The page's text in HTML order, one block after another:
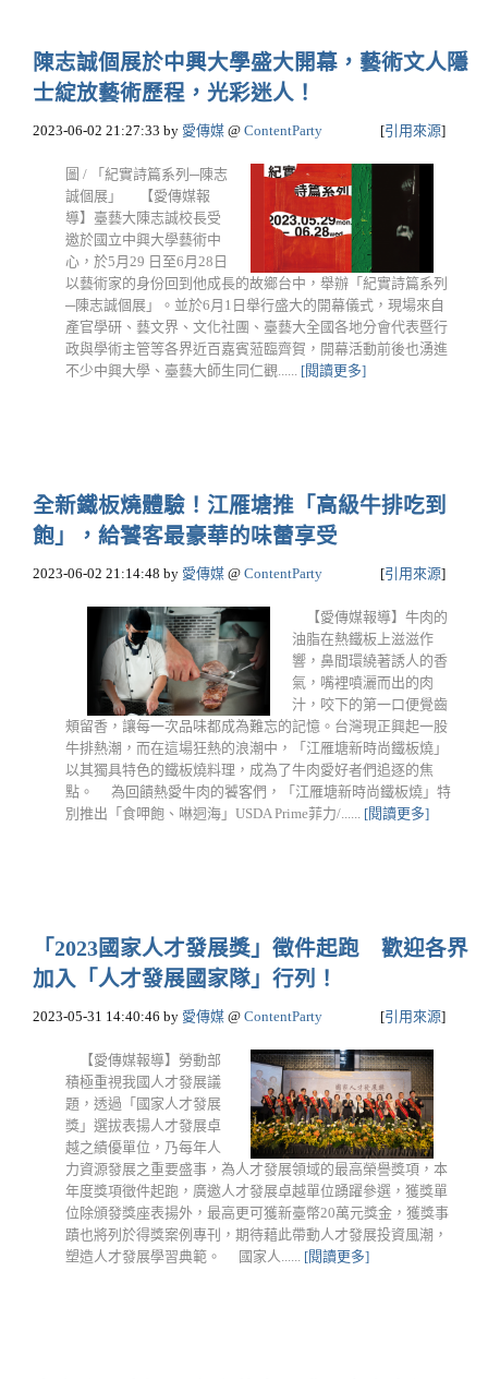
陳志誠個展於中興大學盛大開幕，藝術文人隱
士綻放藝術歷程，光彩迷人！
2023-06-02 21:27:33 by 愛傳媒 @ ContentParty [引用來源]
圖 / 「紀實詩篇系列─陳志
誠個展」 【愛傳媒報
導】臺藝大陳志誠校長受
邀於國立中興大學藝術中
心，於5月29 日至6月28日
以藝術家的身份回到他成長的故鄉台中，舉辦「紀實詩篇系列
─陳志誠個展」。並於6月1日舉行盛大的開幕儀式，現場來自
產官學研、藝文界、文化社團、臺藝大全國各地分會代表暨行
政與學術主管等各界近百嘉賓蒞臨齊賀，開幕活動前後也湧進
不少中興大學、臺藝大師生同仁觀...... [閱讀更多]
全新鐵板燒體驗！江雁塘推「高級牛排吃到
飽」，給饕客最豪華的味蕾享受
2023-06-02 21:14:48 by 愛傳媒 @ ContentParty [引用來源]
【愛傳媒報導】牛肉的
油脂在熱鐵板上滋滋作
響，鼻間環繞著誘人的香
氣，嘴裡噴灑而出的肉
汁，咬下的第一口便覺齒
頰留香，讓每一次品味都成為難忘的記憶。台灣現正興起一股
牛排熱潮，而在這場狂熱的浪潮中，「江雁塘新時尚鐵板燒」
以其獨具特色的鐵板燒料理，成為了牛肉愛好者們追逐的焦
點。 為回饋熱愛牛肉的饕客們，「江雁塘新時尚鐵板燒」特
別推出「食呷飽、啉迵海」USDA Prime菲力/...... [閱讀更多]
「2023國家人才發展獎」徵件起跑 歡迎各界
加入「人才發展國家隊」行列！
2023-05-31 14:40:46 by 愛傳媒 @ ContentParty [引用來源]
【愛傳媒報導】勞動部
積極重視我國人才發展議
題，透過「國家人才發展
獎」選拔表揚人才發展卓
越之績優單位，乃每年人
力資源發展之重要盛事，為人才發展領域的最高榮譽獎項，本
年度獎項徵件起跑，廣邀人才發展卓越單位踴躍參選，獲獎單
位除頒發獎座表揚外，最高更可獲新臺幣20萬元獎金，獲獎事
蹟也將列於得獎案例專刊，期待藉此帶動人才發展投資風潮，
塑造人才發展學習典範。 國家人...... [閱讀更多]